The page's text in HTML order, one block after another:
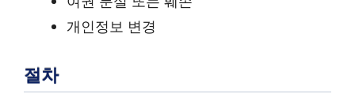
개인정보 변경
절차